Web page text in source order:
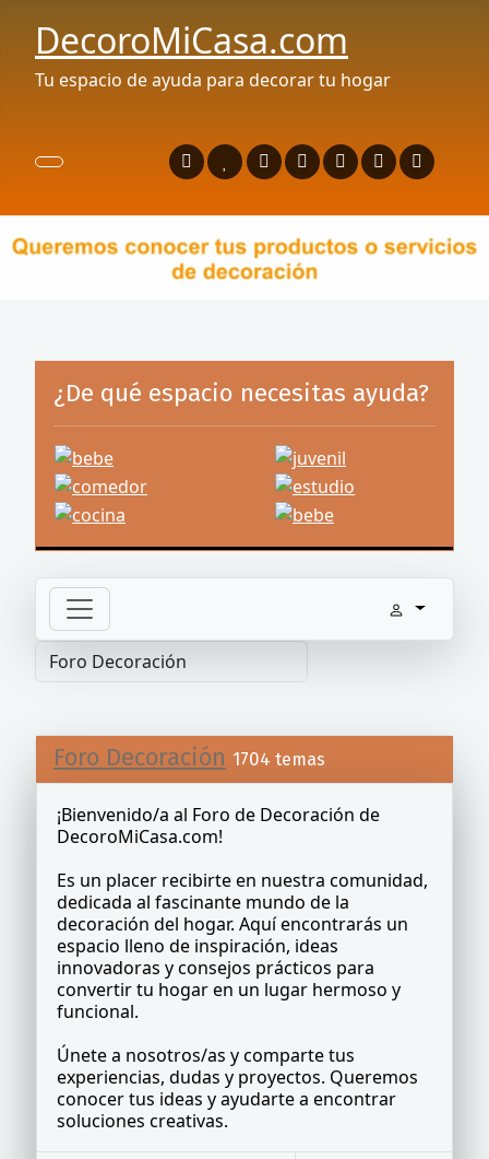
DecoroMiCasa.com
Tu espacio de ayuda para decorar tu hogar
¿De qué espacio necesitas ayuda?
Foro Decoración 1704 temas
¡Bienvenido/a al Foro de Decoración de
DecoroMiCasa.com!
Es un placer recibirte en nuestra comunidad,
dedicada al fascinante mundo de la
decoración del hogar. Aquí encontrarás un
espacio lleno de inspiración, ideas
innovadoras y consejos prácticos para
convertir tu hogar en un lugar hermoso y
funcional.
Únete a nosotros/as y comparte tus
experiencias, dudas y proyectos. Queremos
conocer tus ideas y ayudarte a encontrar
soluciones creativas.